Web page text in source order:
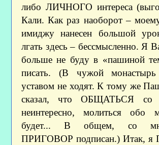
либо ЛИЧНОГО интереса
Кали. Как раз наоборот –
имиджу нанесен большой
лгать здесь – бессмысленно. Я
больше не буду в «пашиной
писать. (В чужой
уставом не ходят. К тому же
сказал, что ОБЩАТЬСЯ со
неинтересно, молиться
будет... В общем, со
ПРИГОВОР подписан.) Итак,